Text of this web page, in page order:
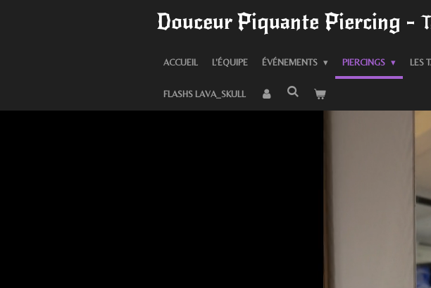
Douceur Piquante Piercing -
ACCUEIL L'ÉQUIPE ÉVÉNEMENTS PIERCINGS LES
FLASHS LAVA_SKULL